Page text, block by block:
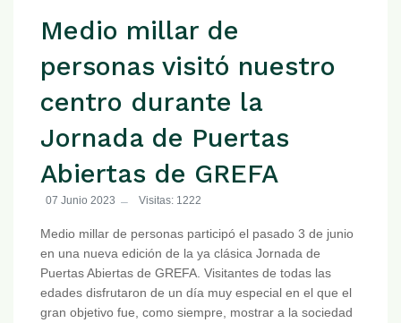
Medio millar de
personas visitó nuestro
centro durante la
Jornada de Puertas
Abiertas de GREFA
07 Junio 2023 Visitas: 1222
Medio millar de personas participó el pasado 3 de junio
en una nueva edición de la ya clásica Jornada de
Puertas Abiertas de GREFA. Visitantes de todas las
edades disfrutaron de un día muy especial en el que el
gran objetivo fue, como siempre, mostrar a la sociedad